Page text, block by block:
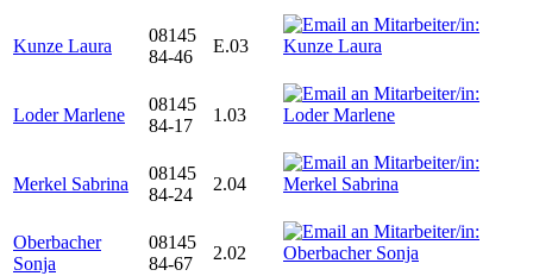
Kunze Laura
08145
84-46
E.03
Loder Marlene
08145
84-17
1.03
Merkel Sabrina
08145
84-24
2.04
Oberbacher
Sonja
08145
84-67
2.02